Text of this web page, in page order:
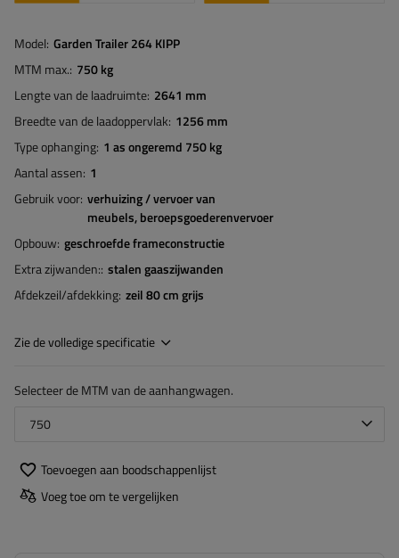
Model Garden Trailer 264 KIPP
MTM max. 750 kg
Lengte van de laadruimte 2641 mm
Breedte van de laadoppervlak 1256 mm
Type ophanging 1 as ongeremd 750 kg
Aantal assen 1
Gebruik voor verhuizing / vervoer van
meubels beroepsgoederenvervoer
Opbouw geschroefde frameconstructie
Extra zijwanden: stalen gaaszijwanden
Afdekzeil/afdekking zeil 80 cm grijs
Zie de volledige specificatie
Selecteer de MTM van de aanhangwagen.
750
Toevoegen aan boodschappenlijst
Voeg toe om te vergelijken